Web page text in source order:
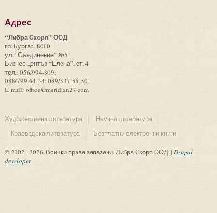
Адрес
“Либра Скорп” ООД
гр. Бургас, 8000
ул. “Съединение” №5
Бизнес център “Елена”, ет. 4
тел.: 056/994-809;
088/799-64-34; 089/837-85-50
E-mail: office@meridian27.com
Художествена литература
Научна литература
Краеведска литература
Безплатни електронни книги
© 2002 - 2026. Всички права запазени. Либра Скорп ООД. | Drupal
developer